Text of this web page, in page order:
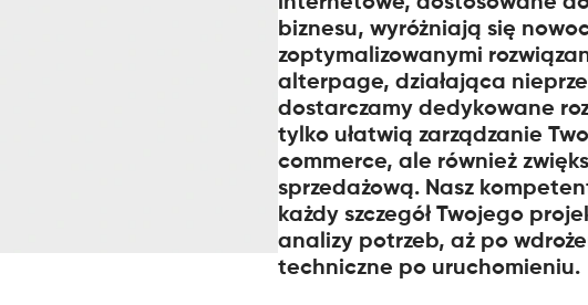
biznesu, wyróżniają się
zoptymalizowanymi
alterpage, działająca
dostarczamy dedykowane
tylko ułatwią zarządzanie
commerce, ale również
sprzedażową. Nasz
każdy szczegół Twojego
analizy potrzeb, aż po
techniczne po uruchomieniu.